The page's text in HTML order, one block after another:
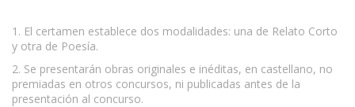
1. El certamen establece dos modalidades: una de Relato Corto
y otra de Poesía.
2. Se presentarán obras originales e inéditas, en castellano, no
premiadas en otros concursos, ni publicadas antes de la
presentación al concurso.